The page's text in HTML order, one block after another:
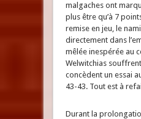
malgaches ont
plus être qu’à 7
remise en jeu, le
directement dans
mêlée inespérée au
Welwitchias
concèdent un essai
43-43. Tout est à
Durant la